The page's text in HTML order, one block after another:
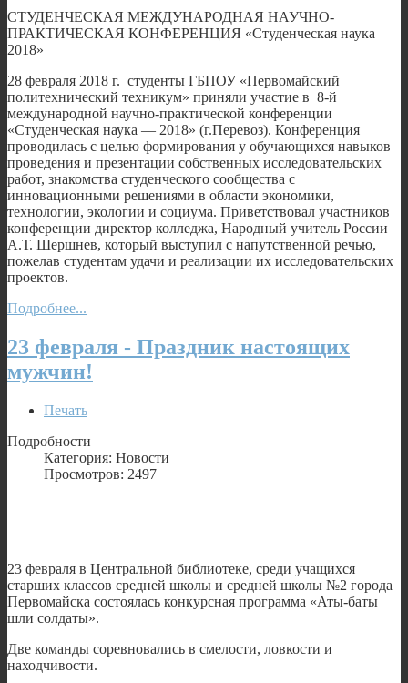
СТУДЕНЧЕСКАЯ МЕЖДУНАРОДНАЯ НАУЧНО-
ПРАКТИЧЕСКАЯ КОНФЕРЕНЦИЯ «Студенческая наука
2018»
28 февраля 2018 г. студенты ГБПОУ «Первомайский
политехнический техникум» приняли участие в 8-й
международной научно-практической конференции
«Студенческая наука — 2018» (г.Перевоз). Конференция
проводилась с целью формирования у обучающихся навыков
проведения и презентации собственных исследовательских
работ, знакомства студенческого сообщества с
инновационными решениями в области экономики,
технологии, экологии и социума. Приветствовал участников
конференции директор колледжа, Народный учитель России
А.Т. Шершнев, который выступил с напутственной речью,
пожелав студентам удачи и реализации их исследовательских
проектов.
Подробнее...
23 февраля - Праздник настоящих
мужчин!
Печать
Подробности
Категория: Новости
Просмотров: 2497
23 февраля в Центральной библиотеке, среди учащихся
старших классов средней школы и средней школы №2 города
Первомайска состоялась конкурсная программа «Аты-баты
шли солдаты».
Две команды соревновались в смелости, ловкости и
находчивости.